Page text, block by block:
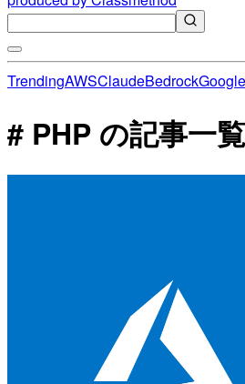
TrendingAWSClaudeBedrock
# PHP の記事一覧